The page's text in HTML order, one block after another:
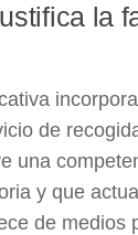
la
de
una
y que
de medios